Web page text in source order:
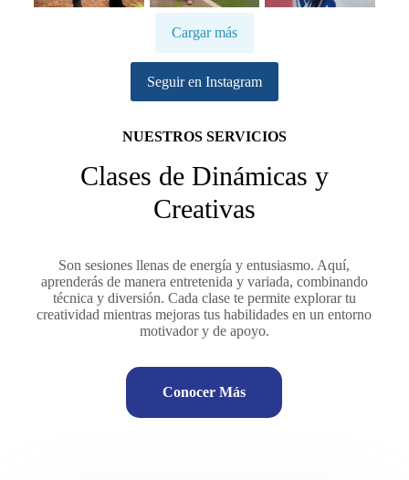
Cargar más
Seguir en Instagram
NUESTROS SERVICIOS
Clases de Dinámicas y
Creativas
Son sesiones llenas de energía y entusiasmo. Aquí,
aprenderás de manera entretenida y variada, combinando
técnica y diversión. Cada clase te permite explorar tu
creatividad mientras mejoras tus habilidades en un entorno
motivador y de apoyo.
Conocer Más